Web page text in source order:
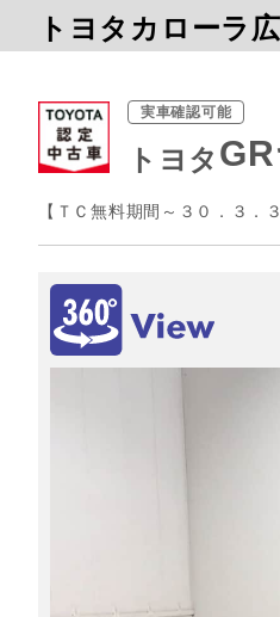
トヨタカローラ
実車確認可能
トヨタ
【ＴＣ無料期間～３０．３．